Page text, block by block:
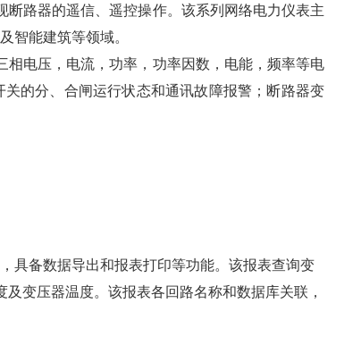
路器的遥信、遥控操作。该系列网络电力仪表主
智能建筑等领域。
电压，电流，功率，功率因数，电能，频率等电
的分、合闸运行状态和通讯故障报警；断路器变
具备数据导出和报表打印等功能。该报表查询变
变压器温度。该报表各回路名称和数据库关联，